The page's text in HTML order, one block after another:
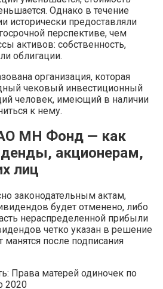
Однако в течение
исторически предоставляли
перспективе, чем
активов: собственность,
облигации.
организация, которая
чековый инвестиционный
человек, имеющий в наличии
к нему.
МН Фонд — как
акционерам,
лиц
законодательным актам,
будет отменено, либо
нераспределенной прибыли
четко указан в решение
после подписания
Права матерей одиночек по
2020